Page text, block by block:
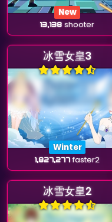
New
13,138shooter
冰雪女皇3
Winter
1,827,277faster2
冰雪女皇2